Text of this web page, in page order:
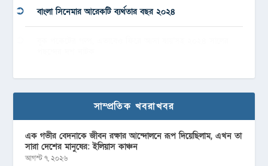
বাংলা সিনেমার আরেকটি ব্যর্থতার বছর ২০২৪
সাম্প্রতিক খবরাখবর
এক গভীর বেদনাকে জীবন রক্ষার আন্দোলনে রূপ দিয়েছিলাম, এখন তা
সারা দেশের মানুষের: ইলিয়াস কাঞ্চন
আগস্ট ৭, ২০২৬